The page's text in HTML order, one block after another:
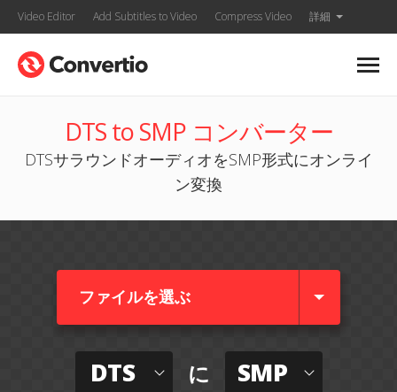
Video Editor Add Subtitles to Video Compress Video 詳細
DTS to SMP コンバーター
DTSサラウンドオーディオをSMP形式にオンライ
ン変換
ファイルを選ぶ
DTS に SMP